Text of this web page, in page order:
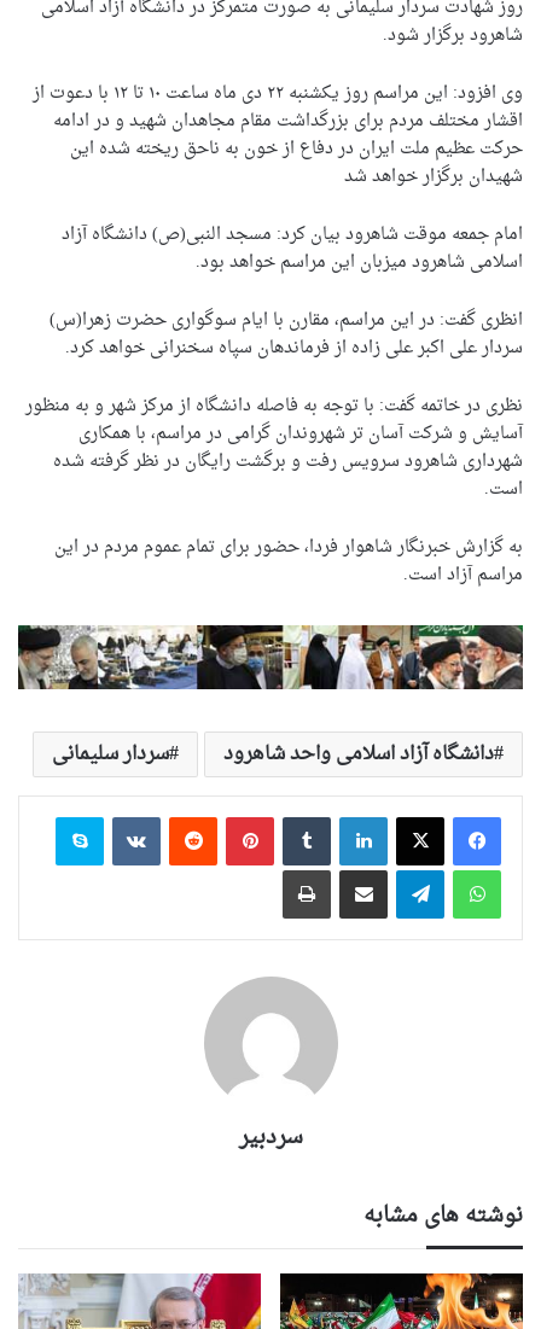
روز شهادت سردار سلیمانی به صورت متمرکز در دانشگاه آزاد اسلامی
شاهرود برگزار شود.
وی افزود: این مراسم روز یکشنبه ۲۲ دی ماه ساعت ۱۰ تا ۱۲ با دعوت از
اقشار مختلف مردم برای بزرگداشت مقام مجاهدان شهید و در ادامه
حرکت عظیم ملت ایران در دفاع از خون به ناحق ریخته شده این
شهیدان برگزار خواهد شد
امام جمعه موقت شاهرود بیان کرد: مسجد النبی(ص) دانشگاه آزاد
اسلامی شاهرود میزبان این مراسم خواهد بود.
انظری گفت: در این مراسم، مقارن با ایام سوگواری حضرت زهرا(س)
سردار علی اکبر علی زاده از فرماندهان سپاه سخنرانی خواهد کرد.
نظری در خاتمه گفت: با توجه به فاصله دانشگاه از مرکز شهر و به منظور
آسایش و شرکت آسان تر شهروندان گرامی در مراسم، با همکاری
شهرداری شاهرود سرویس رفت و برگشت رایگان در نظر گرفته شده
است.
به گزارش خبرنگار شاهوار فردا، حضور برای تمام عموم مردم در این
مراسم آزاد است.
دانشگاه آزاد اسلامی واحد شاهرود سردار سلیمانی
لینکدین ‫تامبلر ‫پین‌ترست‫رددیت ‫VKontakteاسکایپ
واتس آپ
تلگرام اشتراک گذاری از طریق ایمیل چاپ
سردبیر
نوشته های مشابه